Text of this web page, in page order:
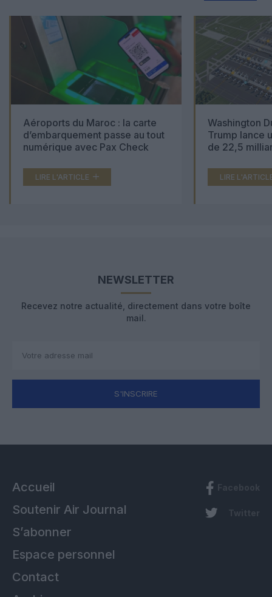
Aéroports du Maroc : la carte
d’embarquement passe au tout
numérique avec Pax Check
LIRE L'ARTICLE
Washington
Trump lance
de 22,5
LIRE
NEWSLETTER
Recevez notre actualité, directement dans votre boîte
mail.
S'INSCRIRE
Accueil
Soutenir Air Journal
S’abonner
Espace personnel
Contact